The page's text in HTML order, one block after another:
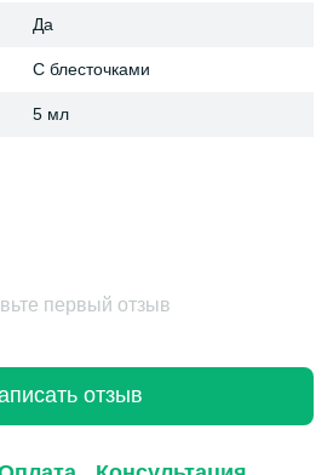
Да
С блесточками
5 мл
первый отзыв
отзыв